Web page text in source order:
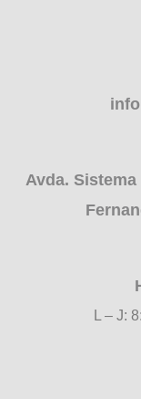
Avda. Sistema
L – J: